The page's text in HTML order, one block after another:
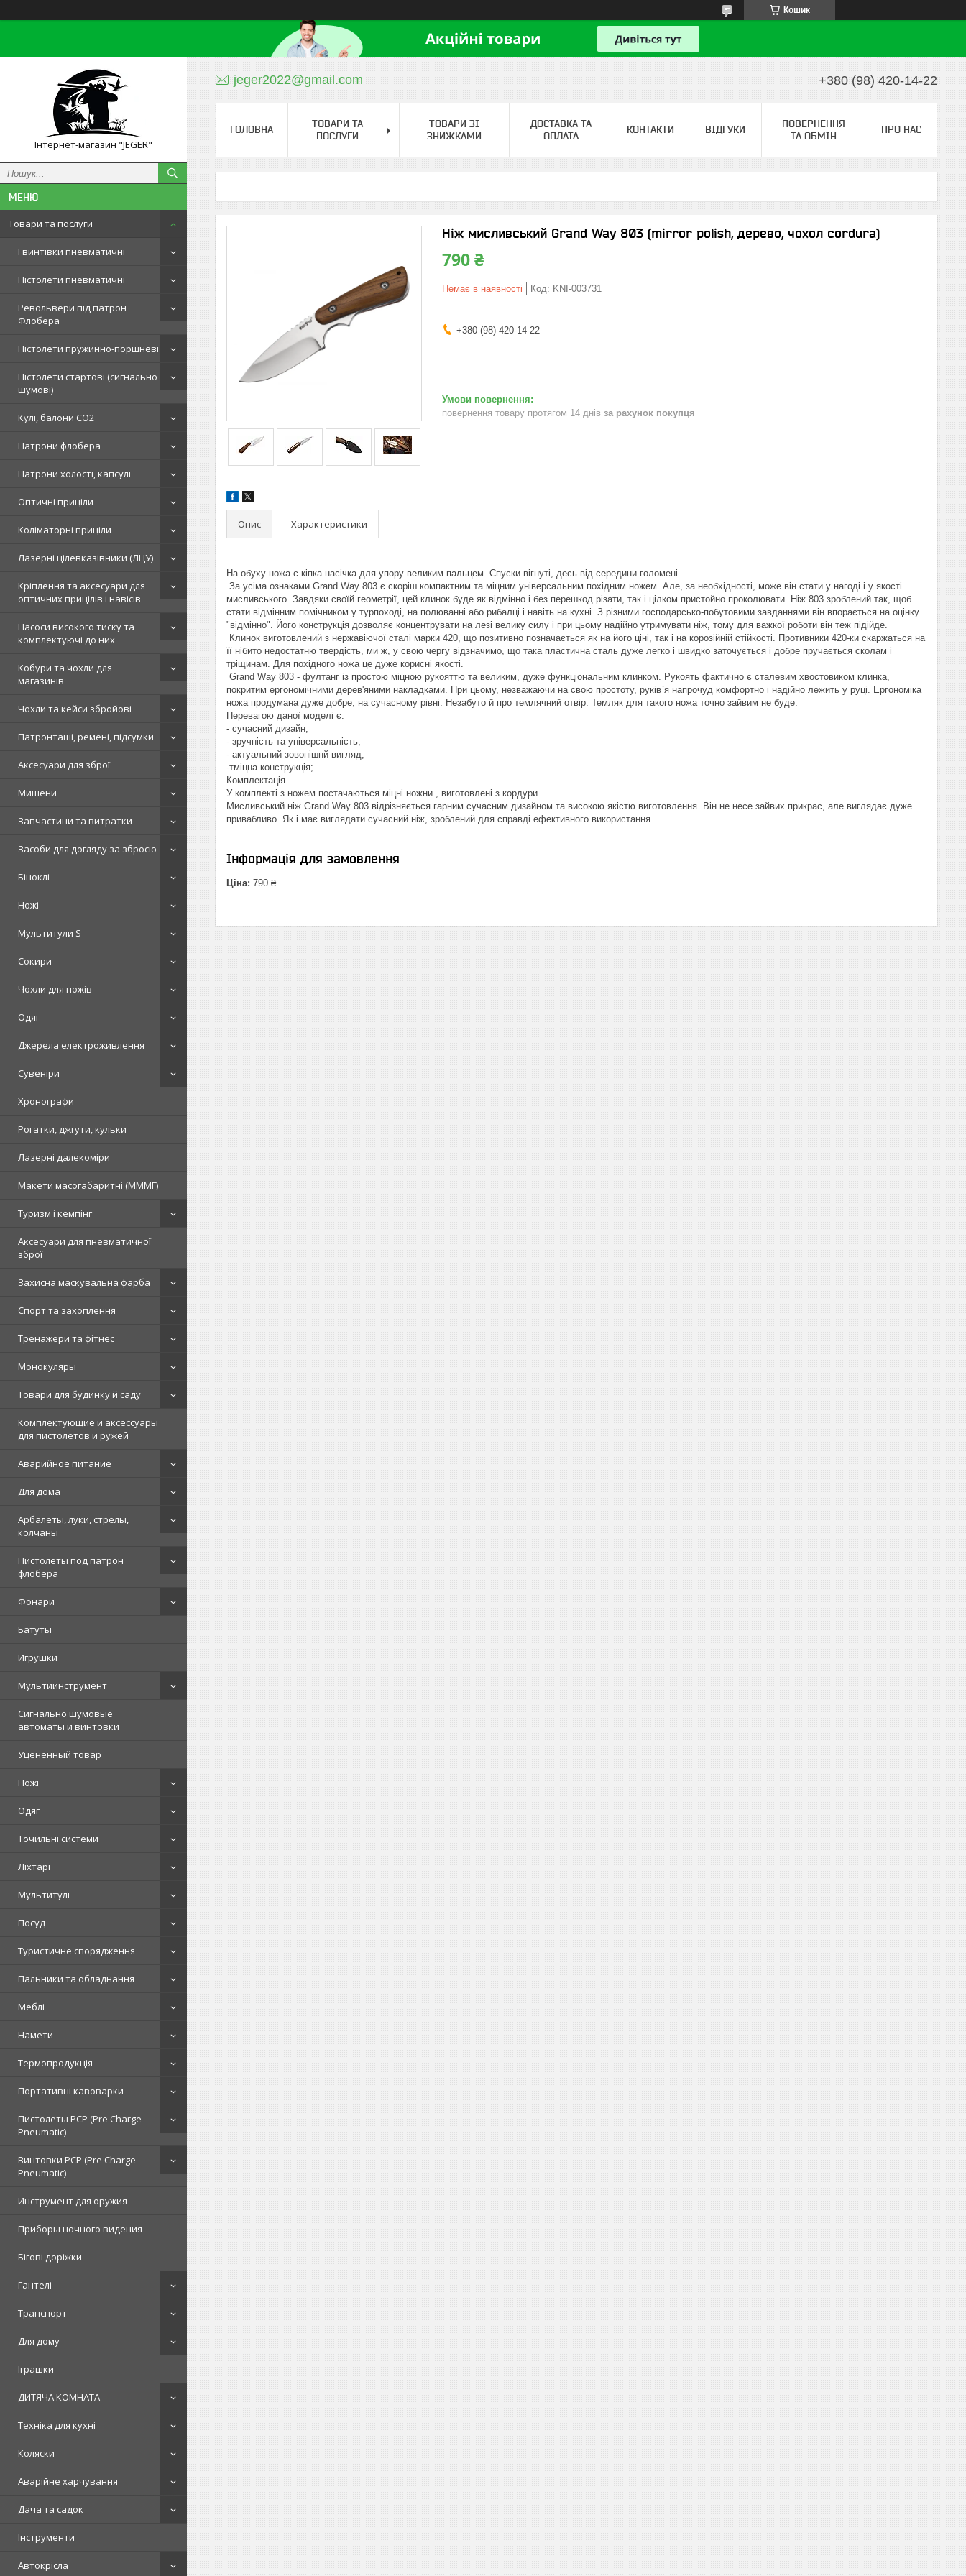
Кошик
Інтернет-магазин "JEGER"
Товари та послуги
Гвинтівки пневматичні
Пістолети пневматичні
Револьвери під патрон
Флобера
Пістолети пружинно-поршневі
Пістолети стартові (сигнально
шумові)
Кулі, балони СО2
Патрони флобера
Патрони холості, капсулі
Оптичні приціли
Коліматорні приціли
Лазерні цілевказівники (ЛЦУ)
Кріплення та аксесуари для
оптичних прицілів і навісів
Насоси високого тиску та
комплектуючі до них
Кобури та чохли для
магазинів
Чохли та кейси збройові
Патронташі, ремені, підсумки
Аксесуари для зброї
Мишени
Запчастини та витратки
Засоби для догляду за зброєю
Біноклі
Ножі
Мультитули S
Сокири
Чохли для ножів
Одяг
Джерела електроживлення
Сувеніри
Хронографи
Рогатки, джгути, кульки
Лазерні далекоміри
Макети масогабаритні (МММГ)
Туризм і кемпінг
Аксесуари для пневматичної
зброї
Захисна маскувальна фарба
Спорт та захоплення
Тренажери та фітнес
Монокуляры
Товари для будинку й саду
Комплектующие и аксессуары
для пистолетов и ружей
Аварийное питание
Для дома
Арбалеты, луки, стрелы,
колчаны
Пистолеты под патрон
флобера
Фонари
Батуты
Игрушки
Мультиинструмент
Сигнально шумовые
автоматы и винтовки
Уценённый товар
Ножі
Одяг
Точильні системи
Ліхтарі
Мультитулі
Посуд
Туристичне спорядження
Пальники та обладнання
Меблі
Намети
Термопродукція
Портативні кавоварки
Пистолеты PCP (Pre Charge
Pneumatic)
Винтовки PCP (Pre Charge
Pneumatic)
Инструмент для оружия
Приборы ночного видения
Бігові доріжки
Гантелі
Транспорт
Для дому
Іграшки
ДИТЯЧА КОМНАТА
Техніка для кухні
Коляски
Аварійне харчування
Дача та садок
Інструменти
Автокрісла
jeger2022@gmail.com +380 (98) 420-14-22
ГОЛОВНА
ТОВАРИ ТА
ПОСЛУГИ
ТОВАРИ ЗІ
ЗНИЖКАМИ
ДОСТАВКА ТА
ОПЛАТА
КОНТАКТИ ВІДГУКИ
ПОВЕРНЕННЯ
ТА ОБМІН
ПРО НАС
Ніж мисливський Grand Way 803 (mirror polish, дерево, чохол cordura)
790 ₴
Немає в наявності Код: KNI-003731
+380 (98) 420-14-22
повернення товару протягом 14 днів за рахунок покупця
Опис Характеристики
На обуху ножа є кіпка насічка для упору великим пальцем. Спуски вігнуті, десь від середини голомені.
За усіма ознаками Grand Way 803 є скоріш компактним та міцним універсальним похідним ножем. Але, за необхідності, може він стати у нагоді і у якості
мисливського. Завдяки своїй геометрії, цей клинок буде як відмінно і без перешкод різати, так і цілком пристойно проколювати. Ніж 803 зроблений так, щоб
стати відмінним помічником у турпоході, на полюванні або рибалці і навіть на кухні. З різними господарсько-побутовими завданнями він впорається на оцінку
"відмінно". Його конструкція дозволяє концентрувати на лезі велику силу і при цьому надійно утримувати ніж, тому для важкої роботи він теж підійде.
Клинок виготовлений з нержавіючої сталі марки 420, що позитивно позначається як на його ціні, так і на корозійній стійкості. Противники 420-ки скаржаться на
її нібито недостатню твердість, ми ж, у свою чергу відзначимо, що така пластична сталь дуже легко і швидко заточується і добре пручається сколам і
тріщинам. Для похідного ножа це дуже корисні якості.
Grand Way 803 - фултанг із простою міцною рукояттю та великим, дуже функціональним клинком. Рукоять фактично є сталевим хвостовиком клинка,
покритим ергономічними дерев'яними накладками. При цьому, незважаючи на свою простоту, руків`я напрочуд комфортно і надійно лежить у руці. Ергономіка
ножа продумана дуже добре, на сучасному рівні. Незабуто й про темлячний отвір. Темляк для такого ножа точно зайвим не буде.
Перевагою даної моделі є:
- сучасний дизайн;
- зручність та універсальність;
- актуальний зовонішнй вигляд;
-тміцна конструкція;
Комплектація
У комплекті з ножем постачаються міцні ножни , виготовлені з кордури.
Мисливський ніж Grand Way 803 відрізняється гарним сучасним дизайном та високою якістю виготовлення. Він не несе зайвих прикрас, але виглядає дуже
привабливо. Як і має виглядати сучасний ніж, зроблений для справді ефективного використання.
Інформація для замовлення
Ціна: 790 ₴